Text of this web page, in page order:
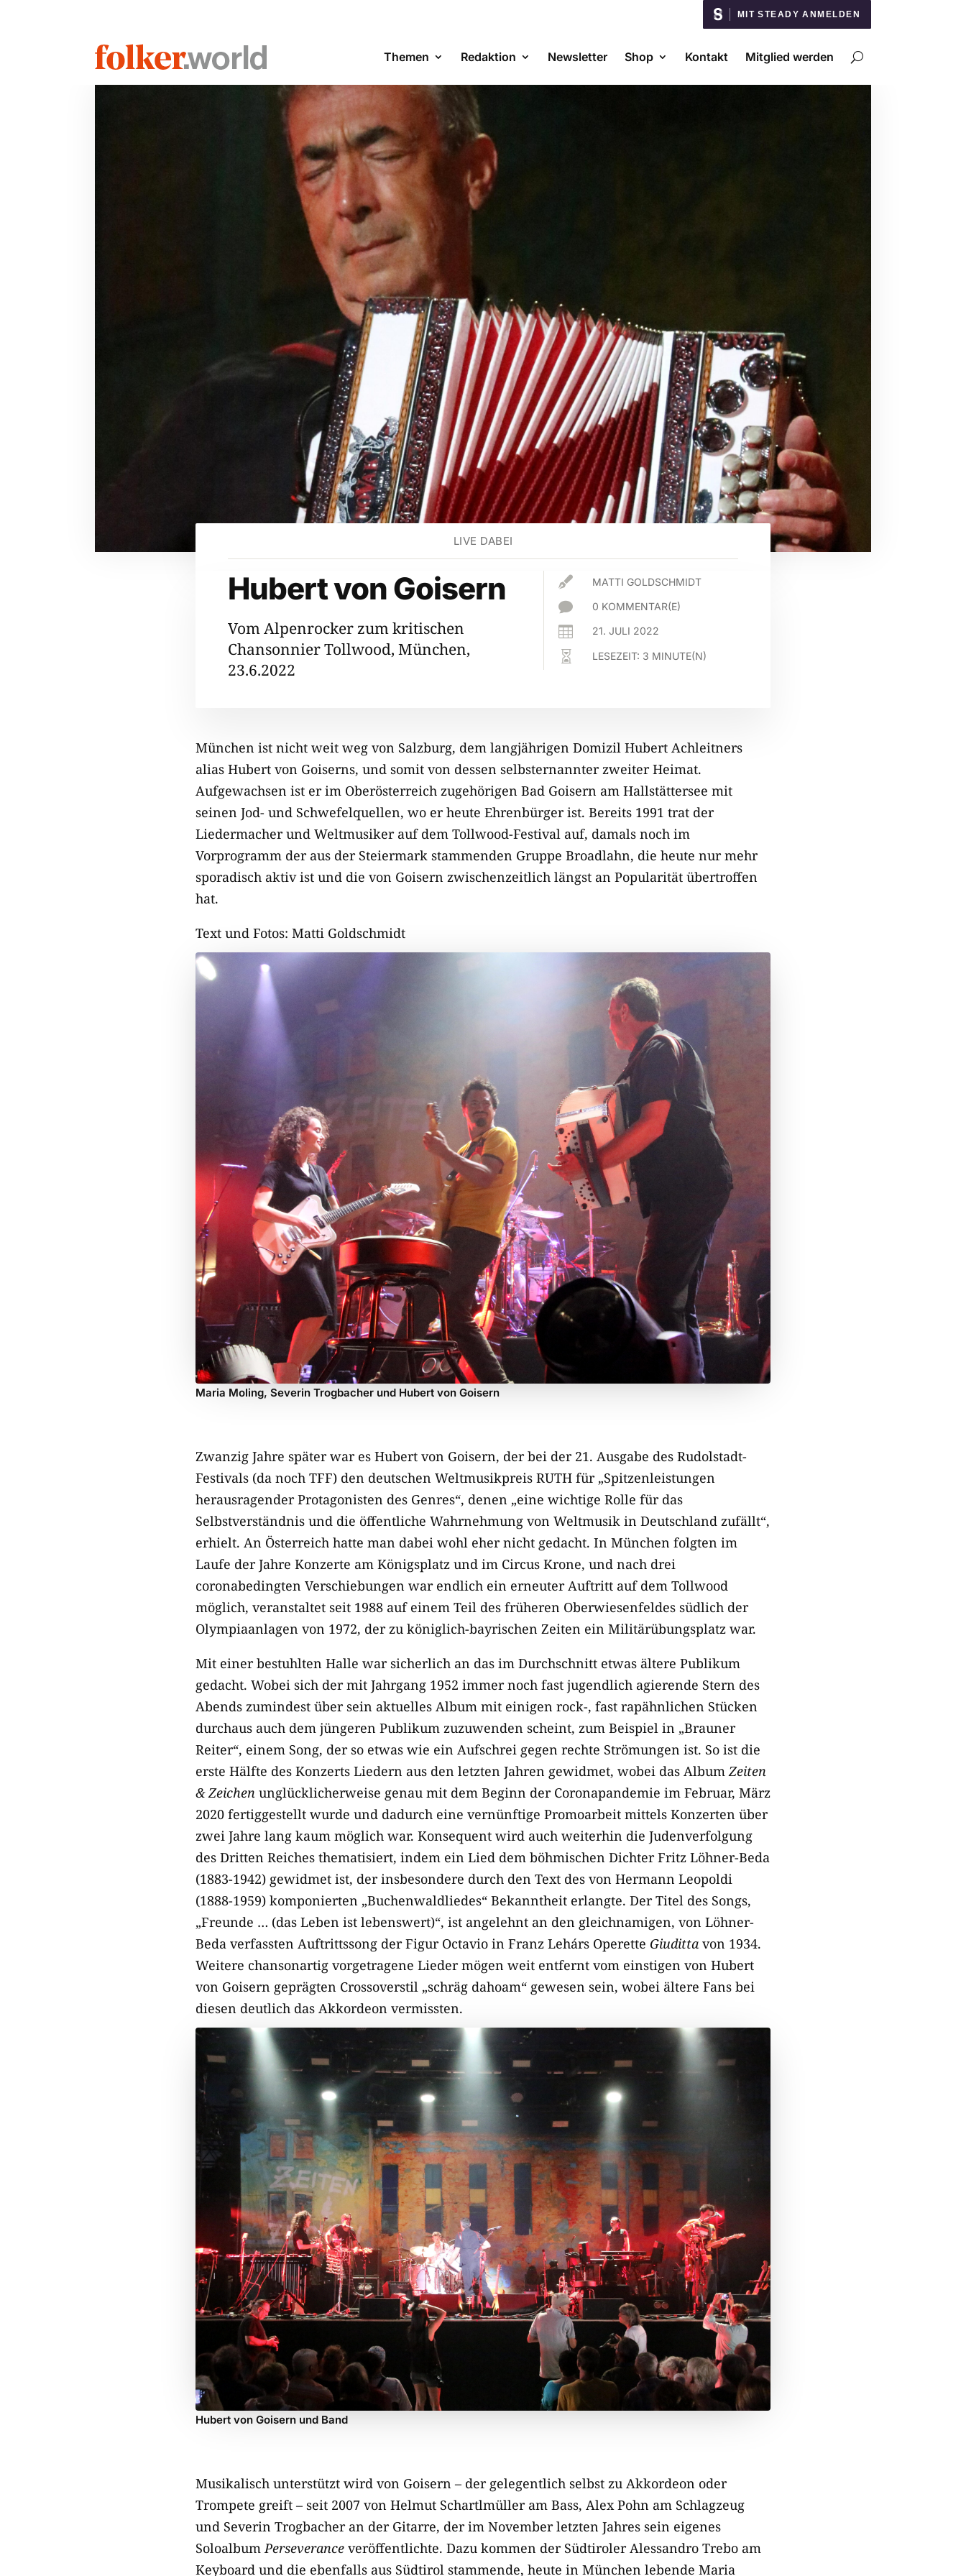
MIT STEADY ANMELDEN
Themen Redaktion Newsletter Shop Kontakt Mitglied werden
LIVE DABEI
Hubert von Goisern
Vom Alpenrocker zum kritischen
Chansonnier Tollwood, München,
23.6.2022
 MATTI GOLDSCHMIDT
 0 KOMMENTAR(E)
 21. JULI 2022
 LESEZEIT: 3 MINUTE(N)
München ist nicht weit weg von Salzburg, dem langjährigen Domizil Hubert Achleitners
alias Hubert von Goiserns, und somit von dessen selbsternannter zweiter Heimat.
Aufgewachsen ist er im Oberösterreich zugehörigen Bad Goisern am Hallstättersee mit
seinen Jod- und Schwefelquellen, wo er heute Ehrenbürger ist. Bereits 1991 trat der
Liedermacher und Weltmusiker auf dem Tollwood-Festival auf, damals noch im
Vorprogramm der aus der Steiermark stammenden Gruppe Broadlahn, die heute nur mehr
sporadisch aktiv ist und die von Goisern zwischenzeitlich längst an Popularität übertroffen
hat.
Text und Fotos: Matti Goldschmidt
Maria Moling, Severin Trogbacher und Hubert von Goisern
Zwanzig Jahre später war es Hubert von Goisern, der bei der 21. Ausgabe des Rudolstadt-
Festivals (da noch TFF) den deutschen Weltmusikpreis RUTH für „Spitzenleistungen
herausragender Protagonisten des Genres“, denen „eine wichtige Rolle für das
Selbstverständnis und die öffentliche Wahrnehmung von Weltmusik in Deutschland zufällt“,
erhielt. An Österreich hatte man dabei wohl eher nicht gedacht. In München folgten im
Laufe der Jahre Konzerte am Königsplatz und im Circus Krone, und nach drei
coronabedingten Verschiebungen war endlich ein erneuter Auftritt auf dem Tollwood
möglich, veranstaltet seit 1988 auf einem Teil des früheren Oberwiesenfeldes südlich der
Olympiaanlagen von 1972, der zu königlich-bayrischen Zeiten ein Militärübungsplatz war.
Mit einer bestuhlten Halle war sicherlich an das im Durchschnitt etwas ältere Publikum
gedacht. Wobei sich der mit Jahrgang 1952 immer noch fast jugendlich agierende Stern des
Abends zumindest über sein aktuelles Album mit einigen rock-, fast rapähnlichen Stücken
durchaus auch dem jüngeren Publikum zuzuwenden scheint, zum Beispiel in „Brauner
Reiter“, einem Song, der so etwas wie ein Aufschrei gegen rechte Strömungen ist. So ist die
erste Hälfte des Konzerts Liedern aus den letzten Jahren gewidmet, wobei das AlbumZeiten
& Zeichen unglücklicherweise genau mit dem Beginn der Coronapandemie im Februar, März
2020 fertiggestellt wurde und dadurch eine vernünftige Promoarbeit mittels Konzerten über
zwei Jahre lang kaum möglich war. Konsequent wird auch weiterhin die Judenverfolgung
des Dritten Reiches thematisiert, indem ein Lied dem böhmischen Dichter Fritz Löhner-Beda
(1883-1942) gewidmet ist, der insbesondere durch den Text des von Hermann Leopoldi
(1888-1959) komponierten „Buchenwaldliedes“ Bekanntheit erlangte. Der Titel des Songs,
„Freunde … (das Leben ist lebenswert)“, ist angelehnt an den gleichnamigen, von Löhner-
Beda verfassten Auftrittssong der Figur Octavio in Franz Lehárs Operette Giuditta von 1934.
Weitere chansonartig vorgetragene Lieder mögen weit entfernt vom einstigen von Hubert
von Goisern geprägten Crossoverstil „schräg dahoam“ gewesen sein, wobei ältere Fans bei
diesen deutlich das Akkordeon vermissten.
Hubert von Goisern und Band
Musikalisch unterstützt wird von Goisern – der gelegentlich selbst zu Akkordeon oder
Trompete greift – seit 2007 von Helmut Schartlmüller am Bass, Alex Pohn am Schlagzeug
und Severin Trogbacher an der Gitarre, der im November letzten Jahres sein eigenes
SoloalbumPerseverance veröffentlichte. Dazu kommen der Südtiroler Alessandro Trebo am
Keyboard und die ebenfalls aus Südtirol stammende, heute in München lebende Maria